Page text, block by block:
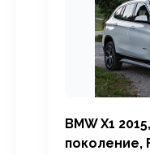
BMW X1
поколение,